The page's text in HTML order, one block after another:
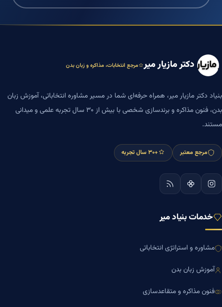
دکتر مازیار میر مرجع انتخابات، مذاکره و زبان بدن
بنیاد دکتر مازیار میر، همراه حرفه‌ای شما در مسیر مشاوره انتخاباتی، آموزش زبان
بدن، فنون مذاکره و برندسازی شخصی با بیش از ۳۰ سال تجربه علمی و میدانی
مستند.
مرجع معتبر +۳۰ سال تجربه
خدمات بنیاد میر
مشاوره و استراتژی انتخاباتی
آموزش زبان بدن
فنون مذاکره و متقاعدسازی